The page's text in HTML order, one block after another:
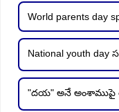
World parents day
National youth day
"దయ" అనే అంశాముపై